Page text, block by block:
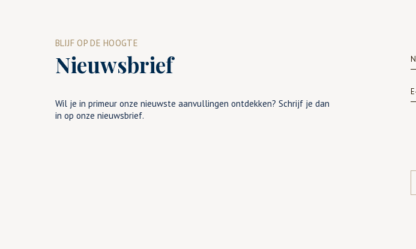
BLIJF OP DE HOOGTE
Nieuwsbrief
Wil je in primeur onze nieuwste aanvullingen ontdekken? Schrijf je dan
in op onze nieuwsbrief.